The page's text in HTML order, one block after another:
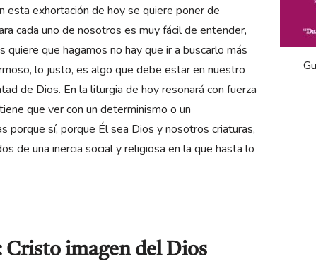
esta exhortación de hoy se quiere poner de
cada uno de nosotros es muy fácil de entender,
que hagamos no hay que ir a buscarlo más
lo justo, es algo que debe estar en nuestro
de Dios. En la liturgia de hoy resonará con fuerza
que ver con un determinismo o un
porque sí, porque Él sea Dios y nosotros criaturas,
de una inercia social y religiosa en la que hasta lo
Cristo imagen del Dios